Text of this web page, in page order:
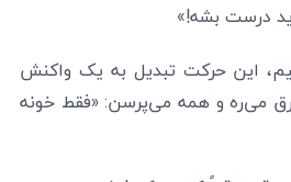
درست بشه!»
این حرکت تبدیل به یک واکنش
می‌ره و همه می‌پرسن: «فقط خونه